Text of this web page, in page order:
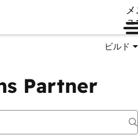
ュ
ビルド
Partner